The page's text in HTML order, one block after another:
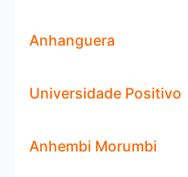
Anhanguera
Universidade Positivo
Anhembi Morumbi